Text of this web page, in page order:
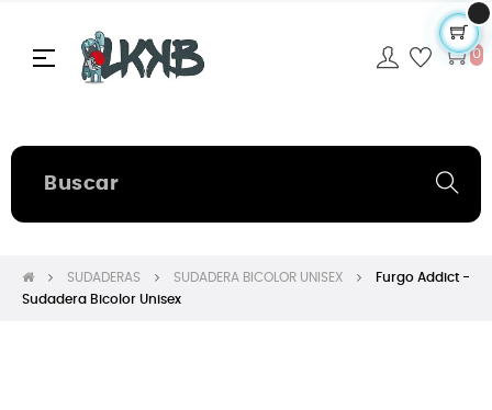
Navegación
☰ 0
SUDADERAS SUDADERA BICOLOR UNISEX
Furgo Addict -
Sudadera Bicolor Unisex